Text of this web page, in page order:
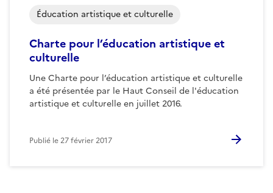
Charte pour l’éducation artistique et
culturelle
Une Charte pour l’éducation artistique et culturelle
a été présentée par le Haut Conseil de l'éducation
artistique et culturelle en juillet 2016.
Éducation artistique et culturelle
Publié le27 février 2017